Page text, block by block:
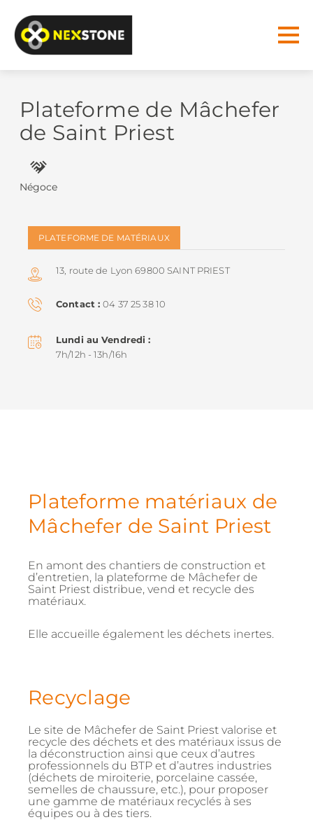
Plateforme de Mâchefer
de Saint Priest
Négoce
PLATEFORME DE MATÉRIAUX
13, route de Lyon 69800 SAINT PRIEST
Contact 04 37 25 38 10
Lundi au Vendredi
7h/12h - 13h/16h
Plateforme matériaux de
Mâchefer de Saint Priest
En amont des chantiers de construction et
d’entretien, la plateforme de Mâchefer de
Saint Priest distribue, vend et recycle des
matériaux.
Elle accueille également les déchets inertes.
Recyclage
Le site de Mâchefer de Saint Priest valorise et
recycle des déchets et des matériaux issus de
la déconstruction ainsi que ceux d’autres
professionnels du BTP et d’autres industries
(déchets de miroiterie, porcelaine cassée,
semelles de chaussure, etc.), pour proposer
une gamme de matériaux recyclés à ses
équipes ou à des tiers.